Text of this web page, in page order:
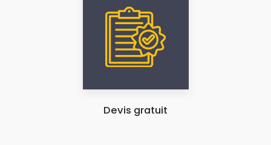
Devis gratuit